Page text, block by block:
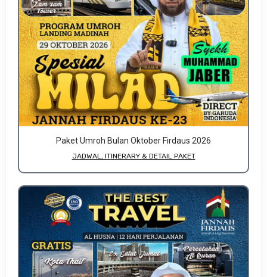
Paket Umroh Bulan Oktober Firdaus 2026
JADWAL, ITINERARY & DETAIL PAKET